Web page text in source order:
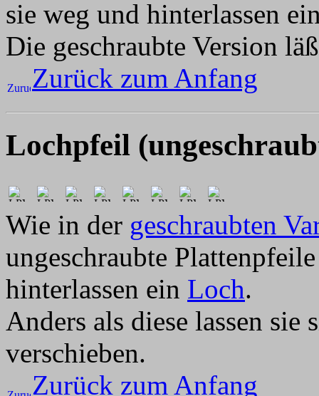
sie weg und hinterlassen
Die geschraubte Version
Zurück zum Anfang
Lochpfeil
Wie in der geschraubten
ungeschraubte
hinterlassen ein Loch.
Anders als diese lassen
verschieben.
Zurück zum Anfang